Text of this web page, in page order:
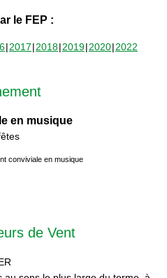
le FEP :
2017 2018 2019 2020 2022
en musique
conviviale en musique
de Vent